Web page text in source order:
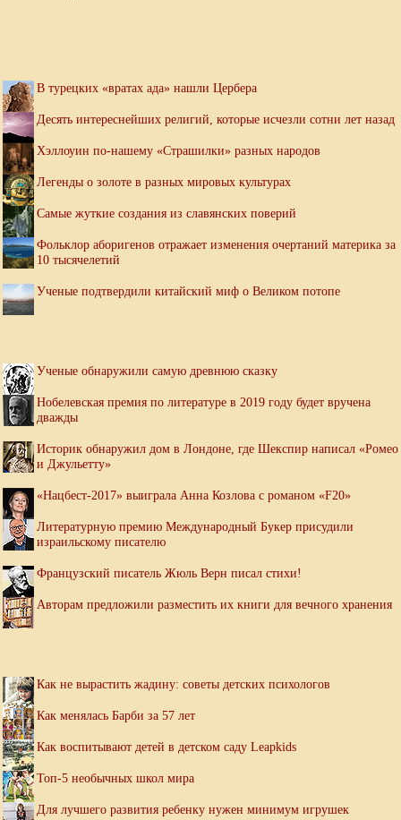
В турецких «вратах ада» нашли Цербера
Десять интереснейших религий, которые исчезли сотни лет назад
Хэллоуин по-нашему «Страшилки» разных народов
Легенды о золоте в разных мировых культурах
Самые жуткие создания из славянских поверий
Фольклор аборигенов отражает изменения очертаний материка за
10 тысячелетий
Ученые подтвердили китайский миф о Великом потопе
Ученые обнаружили самую древнюю сказку
Нобелевская премия по литературе в 2019 году будет вручена
дважды
Историк обнаружил дом в Лондоне, где Шекспир написал «Ромео
и Джульетту»
«Нацбест-2017» выиграла Анна Козлова с романом «F20»
Литературную премию Международный Букер присудили
израильскому писателю
Французский писатель Жюль Верн писал стихи!
Авторам предложили разместить их книги для вечного хранения
Как не вырастить жадину: советы детских психологов
Как менялась Барби за 57 лет
Как воспитывают детей в детском саду Leapkids
Топ-5 необычных школ мира
Для лучшего развития ребенку нужен минимум игрушек